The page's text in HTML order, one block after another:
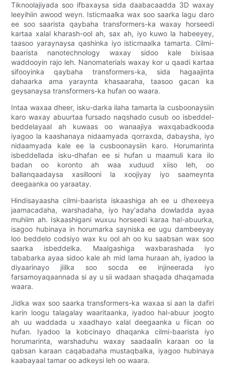
Tiknoolajiyada soo ifbaxaysa sida daabacaadda 3D waxay
leeyihiin awood weyn. Isticmaalka wax soo saarka lagu daro
ee soo saarista qaybaha transformers-ka waxay horseedi
kartaa xalal kharash-ool ah, sax ah, iyo kuwo la habeeyey,
taasoo yaraynaysa qashinka iyo isticmaalka tamarta. Cilmi-
baarista nanotechnology waxay sidoo kale bixisaa
waddooyin rajo leh. Nanomaterials waxay kor u qaadi kartaa
sifooyinka qaybaha transformers-ka, sida hagaajinta
dahaarka ama yaraynta khasaaraha, taasoo gacan ka
geysanaysa transformers-ka hufan oo waara.
Intaa waxaa dheer, isku-darka ilaha tamarta la cusboonaysiin
karo waxay abuurtaa fursado naqshado cusub oo isbeddel-
beddelayaal ah kuwaas oo wanaajiya waxqabadkooda
iyagoo la kaashanaya nidaamyada qorraxda, dabaysha, iyo
nidaamyada kale ee la cusboonaysiin karo. Horumarinta
isbeddellada isku-dhafan ee si hufan u maamuli kara ilo
badan oo koronto ah waa xuduud xiiso leh, oo
ballanqaadaysa xasillooni la xoojiyay iyo saameynta
deegaanka oo yaraatay.
Hindisayaasha cilmi-baarista iskaashiga ah ee u dhexeeya
jaamacadaha, warshadaha, iyo hay'adaha dowladda ayaa
muhiim ah. Iskaashigani wuxuu horseedi karaa hal-abuurka,
isagoo hubinaya in horumarka sayniska ee ugu dambeeyay
loo beddelo codsiyo wax ku ool ah oo ku saabsan wax soo
saarka isbeddelka. Maalgashiga waxbarashada iyo
tababarka ayaa sidoo kale ah mid lama huraan ah, iyadoo la
diyaarinayo jiilka soo socda ee injineerada iyo
farsamoyaqaannada si ay u sii wadaan shaqada dhaqamada
waara.
Jidka wax soo saarka transformers-ka waxaa si aan la dafiri
karin loogu talagalay waaritaanka, iyadoo hal-abuur joogto
ah uu waddada u xaadhayo xalal deegaanka u fiican oo
hufan. Iyadoo la kobcinayo dhaqanka cilmi-baarista iyo
horumarinta, warshaduhu waxay saadaalin karaan oo la
qabsan karaan caqabadaha mustaqbalka, iyagoo hubinaya
kaabayaal tamar oo adkeysi leh oo waara.